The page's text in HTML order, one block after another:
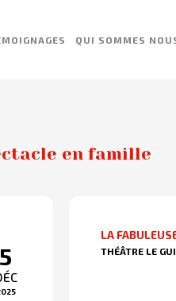
QUI SOMMES
en famille
5
LA
THÉÂTRE LE